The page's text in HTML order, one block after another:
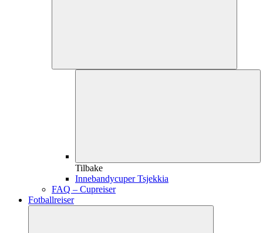
Tilbake
Innebandycuper Tsjekkia
FAQ – Cupreiser
Fotballreiser